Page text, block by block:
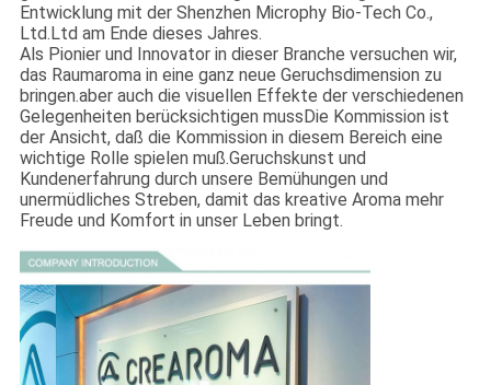
Entwicklung mit der Shenzhen Microphy Bio-Tech Co.,
Ltd.Ltd am Ende dieses Jahres.
Als Pionier und Innovator in dieser Branche versuchen wir,
das Raumaroma in eine ganz neue Geruchsdimension zu
bringen.aber auch die visuellen Effekte der verschiedenen
Gelegenheiten berücksichtigen mussDie Kommission ist
der Ansicht, daß die Kommission in diesem Bereich eine
wichtige Rolle spielen muß.Geruchskunst und
Kundenerfahrung durch unsere Bemühungen und
unermüdliches Streben, damit das kreative Aroma mehr
Freude und Komfort in unser Leben bringt.